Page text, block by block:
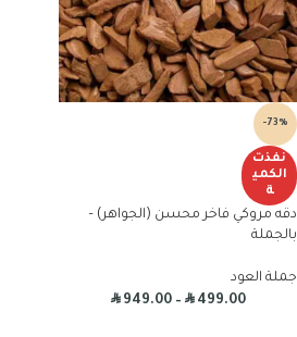
-73%
نفذت
الكمي
ة
دقه مروكي فاخر محسن (الجواهر) –
بالجملة
جملة العود
R499.00
–
R949.00